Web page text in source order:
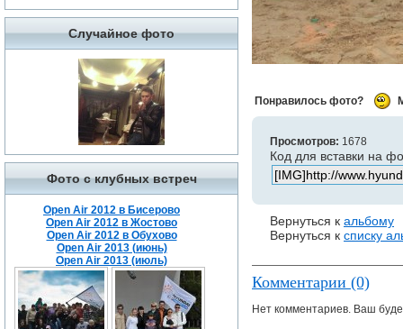
Случайное фото
Фото с клубных встреч
Open Air 2012 в Бисерово
Open Air 2012 в Жостово
Open Air 2012 в Обухово
Open Air 2013 (июнь)
Open Air 2013 (июль)
Понравилось фото?
Просмотров: 1678
Код для вставки на
Вернуться к альбому
Вернуться к списку
Комментарии (0)
Нет комментариев. Ваш